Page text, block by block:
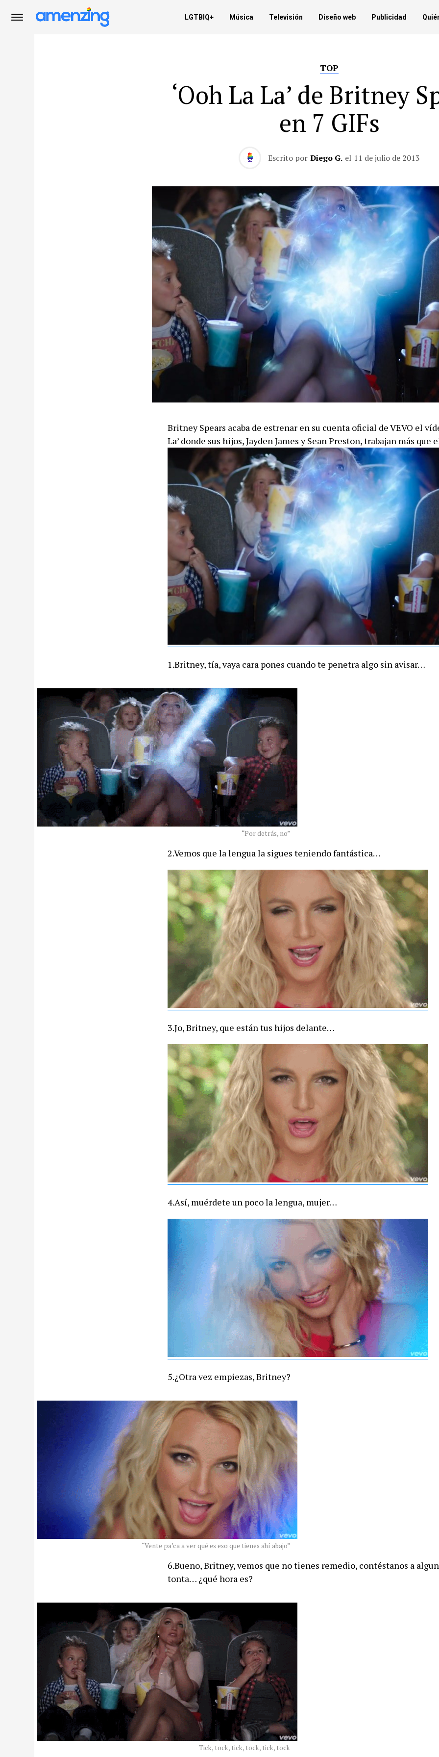
LGTBIQ+ Música Televisión Diseño web Publicidad
TOP
‘Ooh La La’ de Britney
en 7 GIFs
Escrito por Diego G. el 11 de julio de 2013
Britney Spears acaba de estrenar en su cuenta oficial de VEVO el
La’ donde sus hijos, Jayden James y Sean Preston, trabajan más que
1.Britney, tía, vaya cara pones cuando te penetra algo sin avisar…
“Por detrás, no”
2.Vemos que la lengua la sigues teniendo fantástica…
3.Jo, Britney, que están tus hijos delante…
4.Así, muérdete un poco la lengua, mujer…
5.¿Otra vez empiezas, Britney?
“Vente pa’ca a ver qué es eso que tienes ahí abajo”
6.Bueno, Britney, vemos que no tienes remedio, contéstanos a
tonta… ¿qué hora es?
Tick, tock, tick, tock, tick, tock